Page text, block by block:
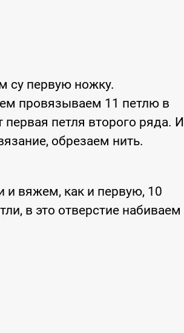
су первую ножку.
провязываем 11 петлю в
первая петля второго ряда. И
обрезаем нить.
и вяжем, как и первую, 10
в это отверстие набиваем